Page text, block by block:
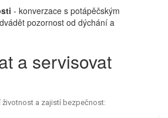
- konverzace s potápěčským
pozornost od dýchání a
a servisovat
a zajistí bezpečnost: